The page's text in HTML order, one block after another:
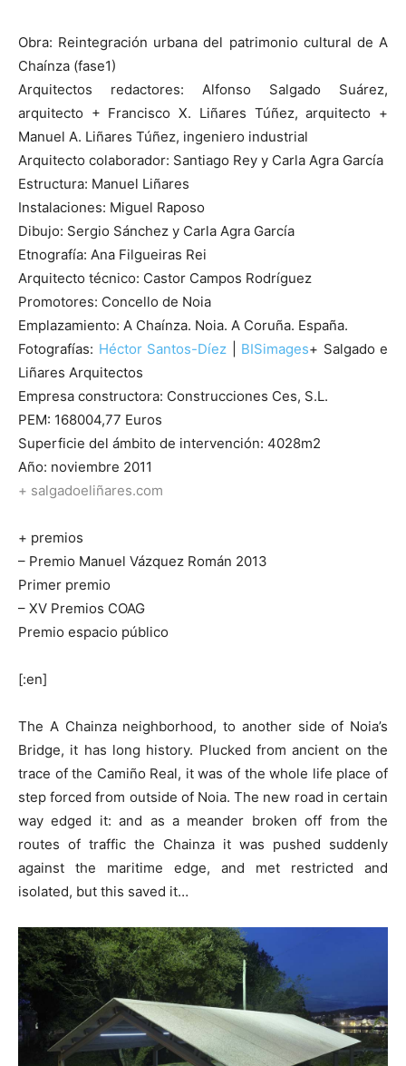
Obra: Reintegración urbana del patrimonio cultural de A
Chaínza (fase1)
Arquitectos redactores: Alfonso Salgado Suárez,
arquitecto + Francisco X. Liñares Túñez, arquitecto +
Manuel A. Liñares Túñez, ingeniero industrial
Arquitecto colaborador: Santiago Rey y Carla Agra García
Estructura: Manuel Liñares
Instalaciones: Miguel Raposo
Dibujo: Sergio Sánchez y Carla Agra García
Etnografía: Ana Filgueiras Rei
Arquitecto técnico: Castor Campos Rodríguez
Promotores: Concello de Noia
Emplazamiento: A Chaínza. Noia. A Coruña. España.
Fotografías: Héctor Santos-Díez BISimages+ Salgado e
Liñares Arquitectos
Empresa constructora: Construcciones Ces, S.L.
PEM: 168004,77 Euros
Superficie del ámbito de intervención: 4028m2
Año: noviembre 2011
+ salgadoeliñares.com
+ premios
– Premio Manuel Vázquez Román 2013
Primer premio
– XV Premios COAG
Premio espacio público
[:en]
The A Chainza neighborhood, to another side of Noia’s
Bridge, it has long history. Plucked from ancient on the
trace of the Camiño Real, it was of the whole life place of
step forced from outside of Noia. The new road in certain
way edged it: and as a meander broken off from the
routes of traffic the Chainza it was pushed suddenly
against the maritime edge, and met restricted and
isolated, but this saved it…